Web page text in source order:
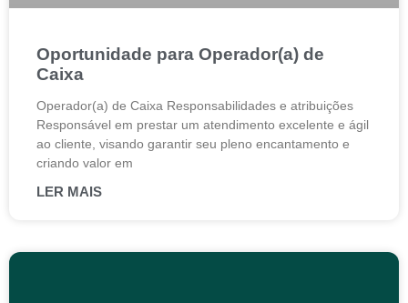
Oportunidade para Operador(a) de
Caixa
Operador(a) de Caixa Responsabilidades e atribuições
Responsável em prestar um atendimento excelente e ágil
ao cliente, visando garantir seu pleno encantamento e
criando valor em
LER MAIS